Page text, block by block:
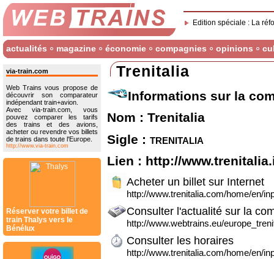
Edition spéciale : La
actualités magazine économie compagnies opinions
via-train.com
Web Trains vous propose de
découvrir son comparateur
indépendant train+avion.
Avec via-train.com, vous
pouvez comparer les tarifs
des trains et des avions,
acheter ou revendre vos billets
de trains dans toute l'Europe.
http://www.via-train.com
Réserver votre billet de
train Thalys vers le
Bénélux
Trenitalia
Informations sur la
Nom : Trenitalia
Sigle : trenitalia
Lien : http://
Acheter un billet sur Internet
http://www.trenitalia.com/home/en/
Consulter l'actualité sur la
http://www.webtrains.eu/
Consulter les horaires
http://www.trenitalia.com/home/en/